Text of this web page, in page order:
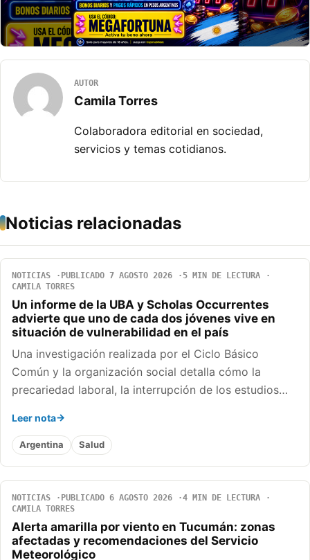
AUTOR
Camila Torres
Colaboradora editorial en sociedad,
servicios y temas cotidianos.
Noticias relacionadas
NOTICIAS PUBLICADO 7 AGOSTO 2026
5 MIN DE LECTURA
CAMILA TORRES
Un informe de la UBA y Scholas Occurrentes
advierte que uno de cada dos jóvenes vive en
situación de vulnerabilidad en el país
Una investigación realizada por el Ciclo Básico
Común y la organización social detalla cómo la
precariedad laboral, la interrupción de los estudios…
Leer nota
Argentina Salud
NOTICIAS PUBLICADO 6 AGOSTO 2026
4 MIN DE LECTURA
CAMILA TORRES
Alerta amarilla por viento en Tucumán: zonas
afectadas y recomendaciones del Servicio
Meteorológico